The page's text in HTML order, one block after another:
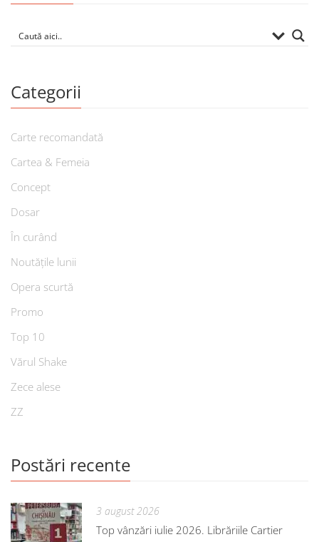
Categorii
Carte recomandată
Cartea & Femeia
Concept
Dosar
În curând
Noutățile lunii
Opera scurtă
Promo
Top 10
Vărul Shake
Zece alese
ZZ
Postări recente
3 august 2026
Top vânzări iulie 2026. Librăriile Cartier